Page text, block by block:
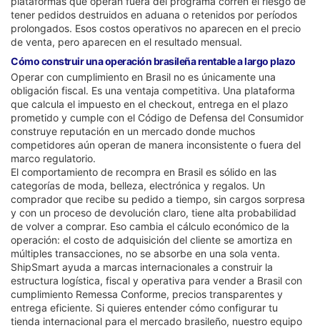
tener pedidos destruidos en aduana o retenidos por períodos
prolongados. Esos costos operativos no aparecen en el precio
de venta, pero aparecen en el resultado mensual.
Cómo construir una operación brasileña rentable a largo plazo
Operar con cumplimiento en Brasil no es únicamente una
obligación fiscal. Es una ventaja competitiva. Una plataforma
que calcula el impuesto en el checkout, entrega en el plazo
prometido y cumple con el Código de Defensa del Consumidor
construye reputación en un mercado donde muchos
competidores aún operan de manera inconsistente o fuera del
marco regulatorio.
El comportamiento de recompra en Brasil es sólido en las
categorías de moda, belleza, electrónica y regalos. Un
comprador que recibe su pedido a tiempo, sin cargos sorpresa
y con un proceso de devolución claro, tiene alta probabilidad
de volver a comprar. Eso cambia el cálculo económico de la
operación: el costo de adquisición del cliente se amortiza en
múltiples transacciones, no se absorbe en una sola venta.
ShipSmart ayuda a marcas internacionales a construir la
estructura logística, fiscal y operativa para vender a Brasil con
cumplimiento Remessa Conforme, precios transparentes y
entrega eficiente. Si quieres entender cómo configurar tu
tienda internacional para el mercado brasileño, nuestro equipo